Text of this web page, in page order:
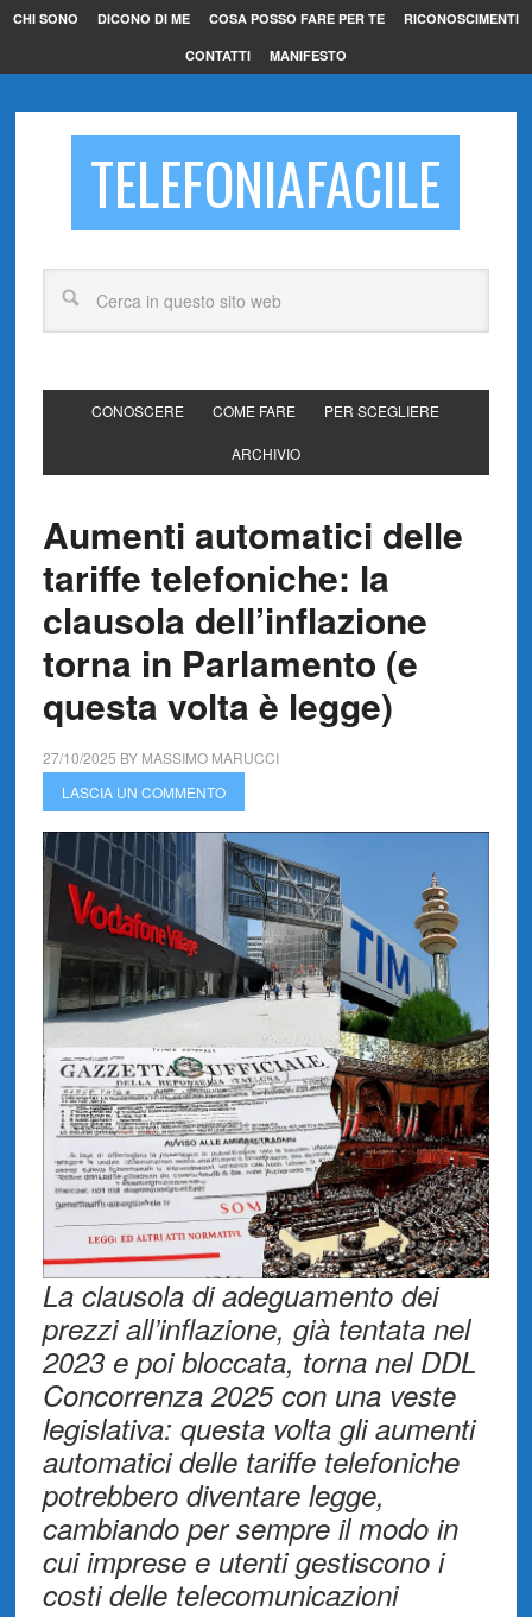
CHI SONO DICONO DI ME COSA POSSO FARE PER TE RICONOSCIMENTI
CONTATTI MANIFESTO
TELEFONIAFACILE
CONOSCERE COME FARE PER SCEGLIERE
ARCHIVIO
Aumenti automatici delle
tariffe telefoniche: la
clausola dell’inflazione
torna in Parlamento (e
questa volta è legge)
27/10/2025 BY MASSIMO MARUCCI
LASCIA UN COMMENTO
La clausola di adeguamento dei
prezzi all’inflazione, già tentata nel
2023 e poi bloccata, torna nel DDL
Concorrenza 2025 con una veste
legislativa: questa volta gli aumenti
automatici delle tariffe telefoniche
potrebbero diventare legge,
cambiando per sempre il modo in
cui imprese e utenti gestiscono i
costi delle telecomunicazioni